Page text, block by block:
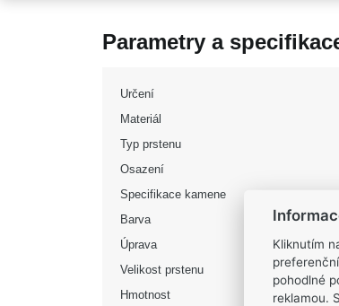
Parametry a
Určení
Materiál
Typ prstenu
Osazení
Specifikace kamene
Barva
Úprava
Velikost prstenu
Hmotnost
Kliknutím
pohodlné
reklamou.